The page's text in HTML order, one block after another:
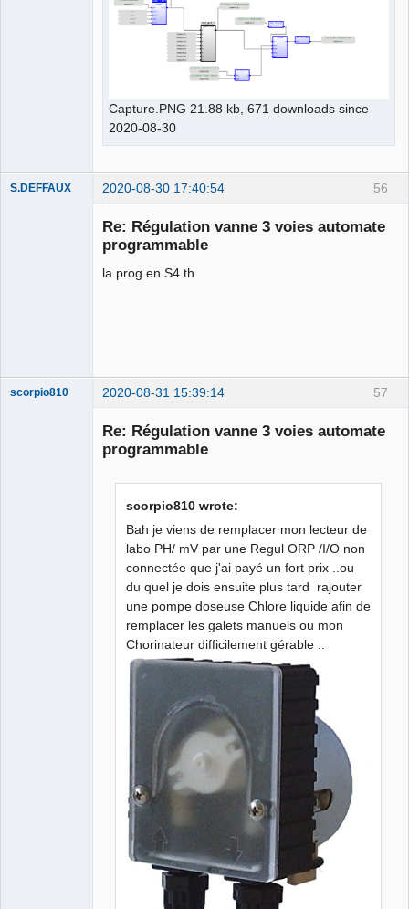
Capture.PNG 21.88 kb, 671 downloads since
2020-08-30
56
S.DEFFAUX 2020-08-30 17:40:54
Re: Régulation vanne 3 voies automate
programmable
la prog en S4 th
57
scorpio810 2020-08-31 15:39:14
Re: Régulation vanne 3 voies automate
programmable
scorpio810 wrote:
Bah je viens de remplacer mon lecteur de
labo PH/ mV par une Regul ORP /I/O non
connectée que j'ai payé un fort prix ..ou
du quel je dois ensuite plus tard rajouter
une pompe doseuse Chlore liquide afin de
remplacer les galets manuels ou mon
Chorinateur difficilement gérable ..